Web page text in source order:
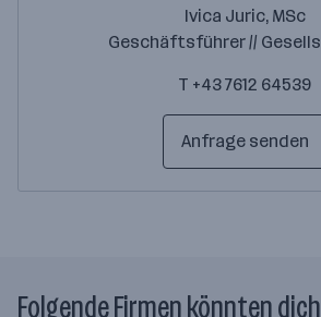
Ivica Juric, MSc
Geschäftsführer //
T +43 7612 64539
Anfrage senden
Folgende Firmen könnten